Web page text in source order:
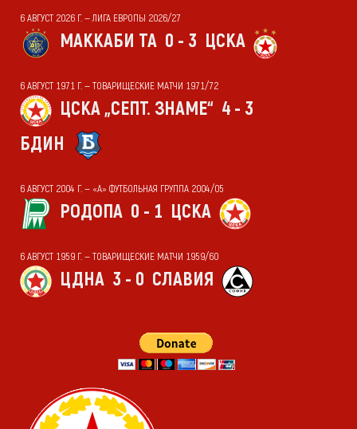
6 АВГУСТ 2026 Г. — ЛИГА ЕВРОПЫ 2026/27
МАККАБИ ТА 0 - 3 ЦСКА
6 АВГУСТ 1971 Г. — ТОВАРИЩЕСКИЕ МАТЧИ 1971/72
ЦСКА „СЕПТ. ЗНАМЕ“ 4 - 3
БДИН
6 АВГУСТ 2004 Г. — «А» ФУТБОЛЬНАЯ ГРУППА 2004/05
РОДОПА 0 - 1 ЦСКА
6 АВГУСТ 1959 Г. — ТОВАРИЩЕСКИЕ МАТЧИ 1959/60
ЦДНА 3 - 0 СЛАВИЯ